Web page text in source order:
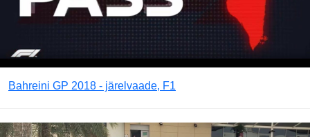
Bahreini GP 2018 - järelvaade, F1